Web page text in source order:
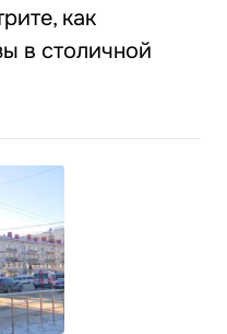
как
в столичной